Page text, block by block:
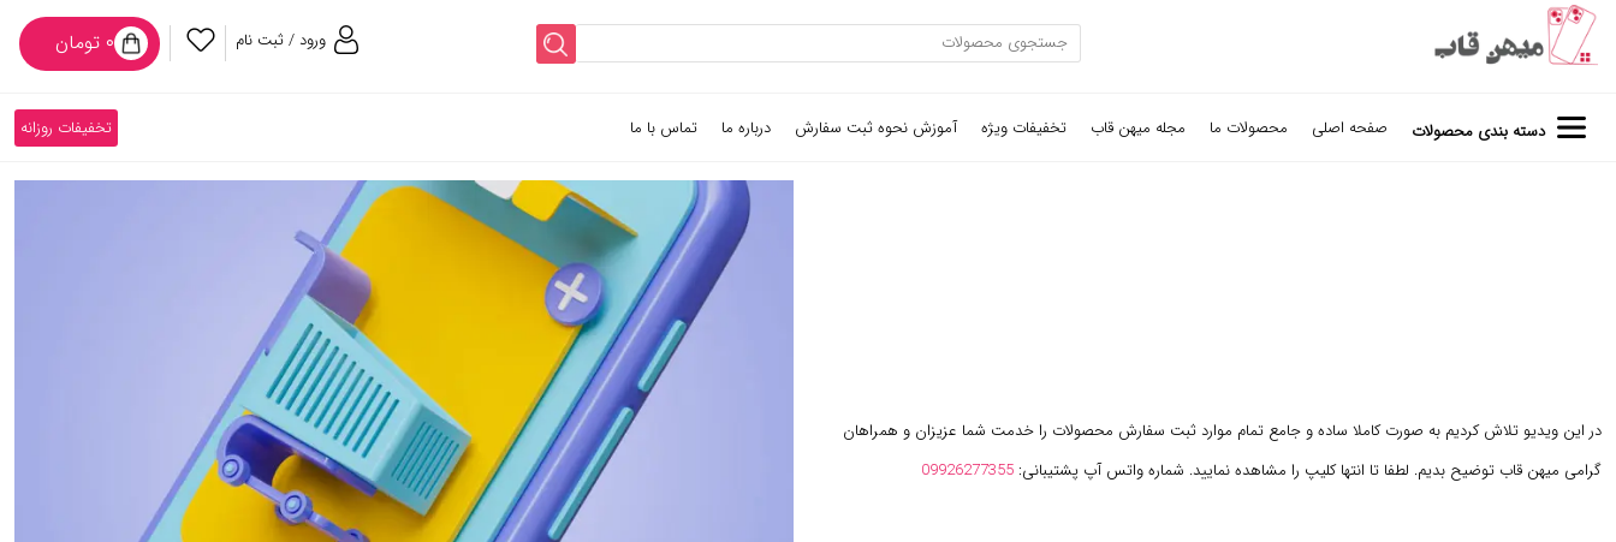
ورود / ثبت نام ۰ تومان
دسته بندی محصولات صفحه اصلی محصولات ما مجله میهن قاب تخفیفات ویژه آموزش نحوه ثبت سفارش درباره ما تماس با ما تخفیفات روزانه
در این ویدیو تلاش کردیم به صورت کاملا ساده و جامع تمام موارد ثبت سفارش محصولات را خدمت شما عزیزان و همراهان
گرامی میهن قاب توضیح بدیم. لطفا تا انتها کلیپ را مشاهده نمایید. شماره واتس آپ پشتیبانی:09926277355